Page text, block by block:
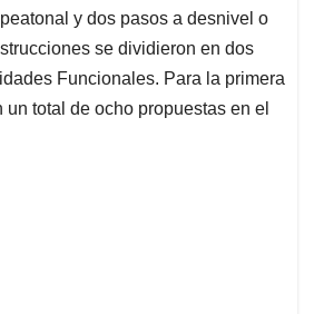
y dos pasos a desnivel o
se dividieron en dos
Funcionales. Para la primera
un total de ocho propuestas en el